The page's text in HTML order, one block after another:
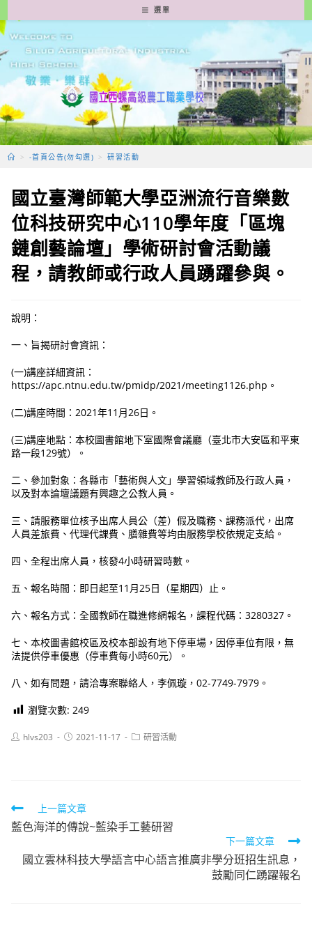
轉
至
要
容
選單
> -首頁公告(勿勾選) > 研習活動
國立臺灣師範大學亞洲流行音樂數
位科技研究中心110學年度「區塊
鏈創藝論壇」學術研討會活動議
程，請教師或行政人員踴躍參與。
說明：
一、旨揭研討會資訊：
(一)講座詳細資訊：
https://apc.ntnu.edu.tw/pmidp/2021/meeting1126.php。
(二)講座時間：2021年11月26日。
(三)講座地點：本校圖書館地下室國際會議廳（臺北市大安區和平東
路一段129號）。
二、參加對象：各縣市「藝術與人文」學習領域教師及行政人員，
以及對本論壇議題有興趣之公教人員。
三、請服務單位核予出席人員公（差）假及職務、課務派代，出席
人員差旅費、代理代課費、膳雜費等均由服務學校依規定支給。
四、全程出席人員，核發4小時研習時數。
五、報名時間：即日起至11月25日（星期四）止。
六、報名方式：全國教師在職進修網報名，課程代碼：3280327。
七、本校圖書館校區及校本部設有地下停車場，因停車位有限，無
法提供停車優惠（停車費每小時60元）。
八、如有問題，請洽專案聯絡人，李佩璇，02-7749-7979。
瀏覽次數: 249
Posthlvs203
Post2021-11-17
Post研習活動
Read
more
articles
上一篇文章
藍色海洋的傳說~藍染手工藝研習
下一篇文章
國立雲林科技大學語言中心語言推廣非學分班招生訊息，
鼓勵同仁踴躍報名